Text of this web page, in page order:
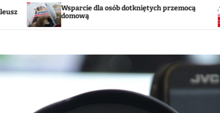
dla osób dotkniętych przemocą
Godzina